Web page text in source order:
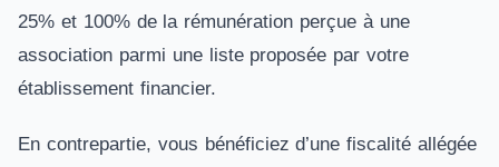
25% et 100% de la rémunération perçue à une
association parmi une liste proposée par votre
établissement financier.
En contrepartie, vous bénéficiez d’une fiscalité allégée